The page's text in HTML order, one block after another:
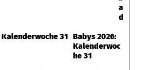
a
d
Babys 2026:
Kalenderwoc
he 31